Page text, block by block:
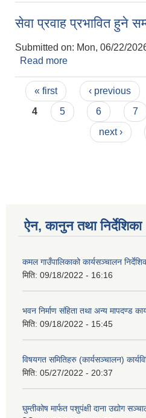
सेवा प्रवाह प्रभावित हुने
Submitted on: Mon, 06/22/
Read more
Pages
« first ‹ previous
4
5 6 7
next ›
ऐन, कानुन तथा निर्देशिका
कमल गाउँपालिकाको कार्यसञ्‍चालन
मिति: 09/18/2022 - 16:16
भवन निर्माण संहिता तथा अन्य मापदण्ड
मिति: 09/18/2022 - 15:45
विषयगत समितिहरु (कार्यसञ्चालन)
मिति: 05/27/2022 - 20:37
घुम्तीकोष मार्फत पशुपंक्षी दाना उद्योग